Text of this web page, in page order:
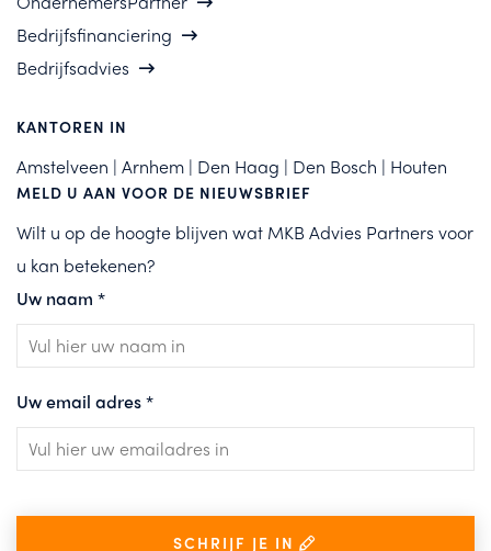
Bedrijfsfinanciering
Bedrijfsadvies
KANTOREN IN
Amstelveen | Arnhem | Den Haag | Den Bosch | Houten
MELD U AAN VOOR DE NIEUWSBRIEF
Wilt u op de hoogte blijven wat MKB Advies Partners voor
u kan betekenen?
Uw naam *
Uw email adres*
SCHRIJF JE IN